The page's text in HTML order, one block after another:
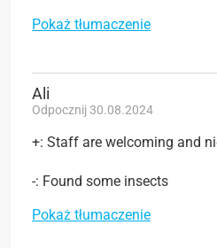
Pokaż tłumaczenie
Ali
Odpocznij 30.08.2024
+: Staff are welcoming and
-: Found some insects
Pokaż tłumaczenie